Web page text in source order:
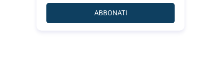
ABBONATI